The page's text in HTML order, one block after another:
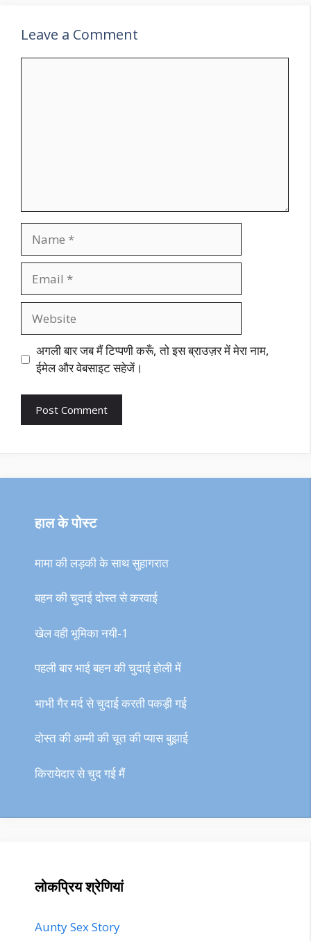
Leave a Comment
अगली बार जब मैं टिप्पणी करूँ, तो इस ब्राउज़र में मेरा नाम,
ईमेल और वेबसाइट सहेजें।
हाल के पोस्ट
मामा की लड़की के साथ सुहागरात
बहन की चुदाई दोस्त से करवाई
खेल वही भूमिका नयी-1
पहली बार भाई बहन की चुदाई होली में
भाभी गैर मर्द से चुदाई करती पकड़ी गई
दोस्त की अम्मी की चूत की प्यास बुझाई
किरायेदार से चुद गई मैं
लोकप्रिय श्रेणियां
Aunty Sex Story